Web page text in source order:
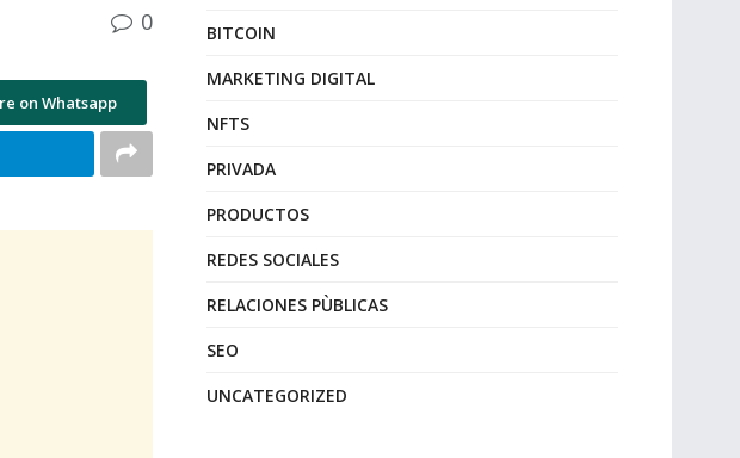
0
on Whatsapp
BITCOIN
MARKETING DIGITAL
NFTS
PRIVADA
PRODUCTOS
REDES SOCIALES
RELACIONES PÙBLICAS
SEO
UNCATEGORIZED